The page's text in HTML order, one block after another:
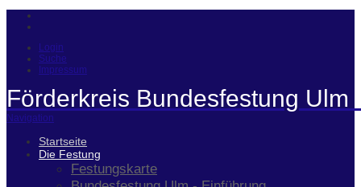
Login
Suche
Impressum
Förderkreis Bundesfestung Ulm
Navigation
Startseite
Die Festung
Festungskarte